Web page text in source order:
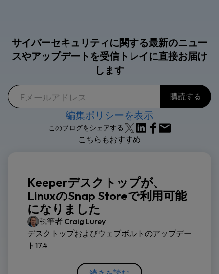
サイバーセキュリティに関する最新のニュー
スやアップデートを受信トレイに直接お届け
します
編集ポリシーを表示
このブログをシェアする
こちらもおすすめ
Keeperデスクトップが、
LinuxのSnap Storeで利用可能
になりました
執筆者 Craig Lurey
デスクトップおよびウェブボルトのアップデー
ト17.4